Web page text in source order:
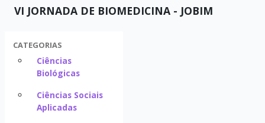
VI JORNADA DE BIOMEDICINA - JOBIM
CATEGORIAS
Ciências
Biológicas
Ciências Sociais
Aplicadas